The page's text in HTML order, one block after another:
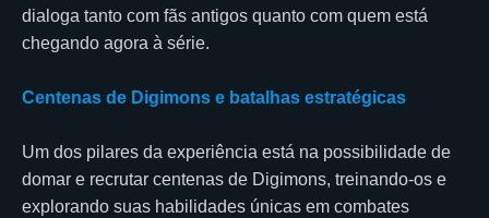
dialoga tanto com fãs antigos quanto com quem está
chegando agora à série.
Centenas de Digimons e batalhas estratégicas
Um dos pilares da experiência está na possibilidade de
domar e recrutar centenas de Digimons, treinando-os e
explorando suas habilidades únicas em combates